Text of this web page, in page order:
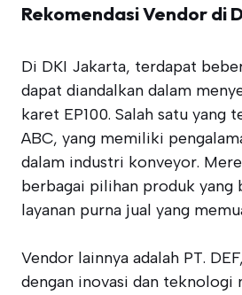
Rekomendasi Vendor di
Di DKI Jakarta, terdapat
dapat diandalkan dalam
karet EP100. Salah satu yang
ABC, yang memiliki
dalam industri konveyor.
berbagai pilihan produk yang
layanan purna jual yang
Vendor lainnya adalah PT.
dengan inovasi dan teknologi